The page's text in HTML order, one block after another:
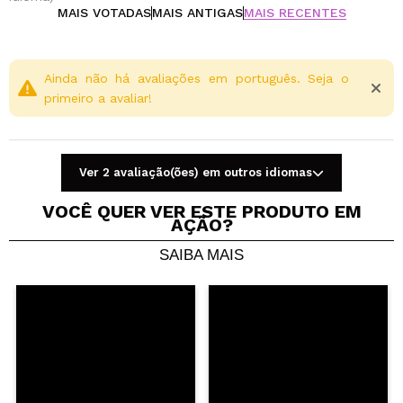
MAIS VOTADASMAIS ANTIGASMAIS RECENTES
Compartilhar um vídeo ou uma foto
Seu vídeo pode ser o primeiro. Imagine isso...
Ainda não há avaliações em português. Seja o
primeiro a avaliar!
Ver 2 avaliação(ões) em outros idiomas
VOCÊ QUER VER ESTE PRODUTO EM
AÇÃO?
SAIBA MAIS